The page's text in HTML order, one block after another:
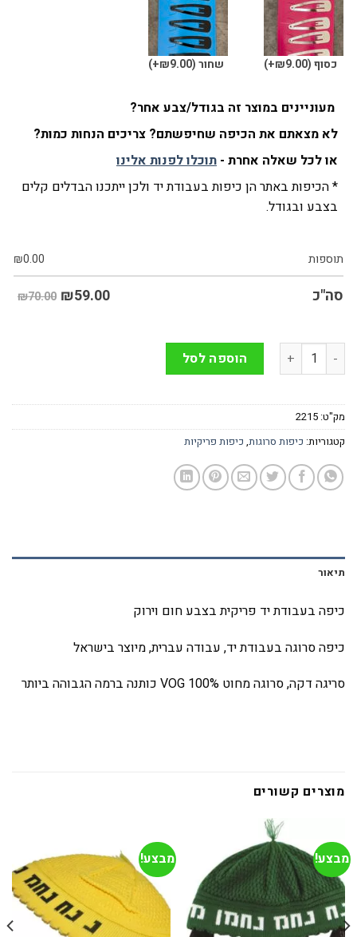
כסוף(₪9.00+) שחור(₪9.00+)
מעוניינים במוצר זה בגודל/צבע אחר?
לא מצאתם את הכיפה שחיפשתם? צריכים הנחות כמות?
או לכל שאלה אחרת - תוכלו לפנות אלינו
* הכיפות באתר הן כיפות בעבודת יד ולכן ייתכנו הבדלים קלים
בצבע ובגודל.
תוספות ₪0.00
סה"כ ₪70.00 ₪59.00
כמות של כיפה בעבודת יד פריקית בצבע חום וירוק
הוספה לסל
מק"ט: 2215
קטגוריות: כיפות סרוגות, כיפות פריקיות
תיאור
כיפה בעבודת יד פריקית בצבע חום וירוק
כיפה סרוגה בעבודת יד, עבודה עברית, מיוצר בישראל
סריגה דקה, סרוגה מחוט
כותנה ברמה הגבוהה ביותר
מוצרים קשורים
מבצע! מבצע!